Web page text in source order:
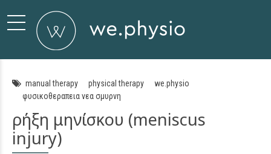
manual therapy physical therapy
we.physio
φυσικοθεραπεια νεα σμυρνη
ρήξη μηνίσκου (meniscus
injury)